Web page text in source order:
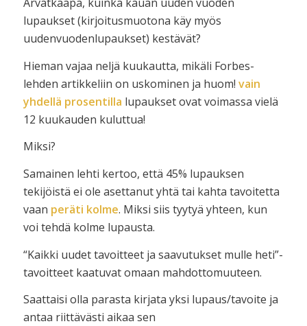
lupaukset (kirjoitusmuotona käy myös
uudenvuodenlupaukset) kestävät?
Hieman vajaa neljä kuukautta, mikäli Forbes-
lehden artikkeliin on uskominen ja huom! vain
yhdellä prosentilla lupaukset ovat voimassa vielä
12 kuukauden kuluttua!
Miksi?
Samainen lehti kertoo, että 45% lupauksen
tekijöistä ei ole asettanut yhtä tai kahta tavoitetta
vaan peräti kolme. Miksi siis tyytyä yhteen, kun
voi tehdä kolme lupausta.
“Kaikki uudet tavoitteet ja saavutukset mulle heti”-
tavoitteet kaatuvat omaan mahdottomuuteen.
Saattaisi olla parasta kirjata yksi lupaus/tavoite ja
antaa riittävästi aikaa sen